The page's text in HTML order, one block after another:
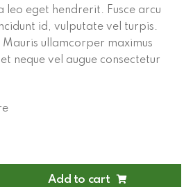
leo eget hendrerit. Fusce arcu
id, vulputate vel turpis.
ullamcorper maximus
neque vel augue consectetur
Add to cart